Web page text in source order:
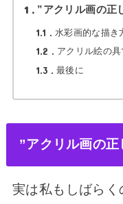
1 ”アクリル画の正
1.1 水彩画的な描き
1.2 アクリル絵の
1.3 最後に
”アクリル画の正
実は私もしばら